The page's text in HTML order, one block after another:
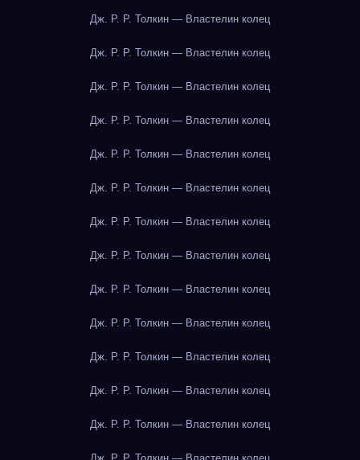
Дж. Р. Р. Толкин — Властелин колец
Дж. Р. Р. Толкин — Властелин колец
Дж. Р. Р. Толкин — Властелин колец
Дж. Р. Р. Толкин — Властелин колец
Дж. Р. Р. Толкин — Властелин колец
Дж. Р. Р. Толкин — Властелин колец
Дж. Р. Р. Толкин — Властелин колец
Дж. Р. Р. Толкин — Властелин колец
Дж. Р. Р. Толкин — Властелин колец
Дж. Р. Р. Толкин — Властелин колец
Дж. Р. Р. Толкин — Властелин колец
Дж. Р. Р. Толкин — Властелин колец
Дж. Р. Р. Толкин — Властелин колец